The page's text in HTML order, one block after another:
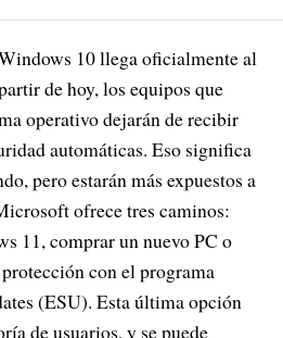
10 llega oficialmente al
de hoy, los equipos que
operativo dejarán de recibir
automáticas. Eso significa
pero estarán más expuestos a
ofrece tres caminos:
11, comprar un nuevo PC o
con el programa
(ESU). Esta última opción
de usuarios, y se puede